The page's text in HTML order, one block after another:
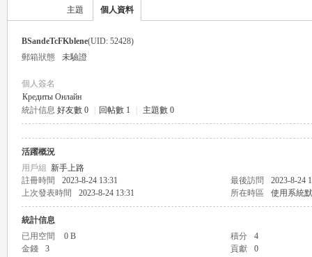
主題 個人資料
BSandeTcFKblene(UID: 52428)
郵箱狀態
未驗證
個人簽名
Кредиты Онлайн
統計信息 好友數 0 回帖數 1 主題數 0
活躍概況
用戶組 新手上路
註冊時間
2023-8-24 13:31 最後訪問
2023-8-24
上次發表時間
2023-8-24 13:31 所在時區 使用系統
統計信息
已用空間
0 B 積分
4
金錢
3 貢獻 0